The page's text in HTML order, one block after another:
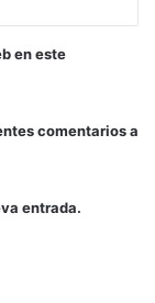
en este
comentarios a
entrada.